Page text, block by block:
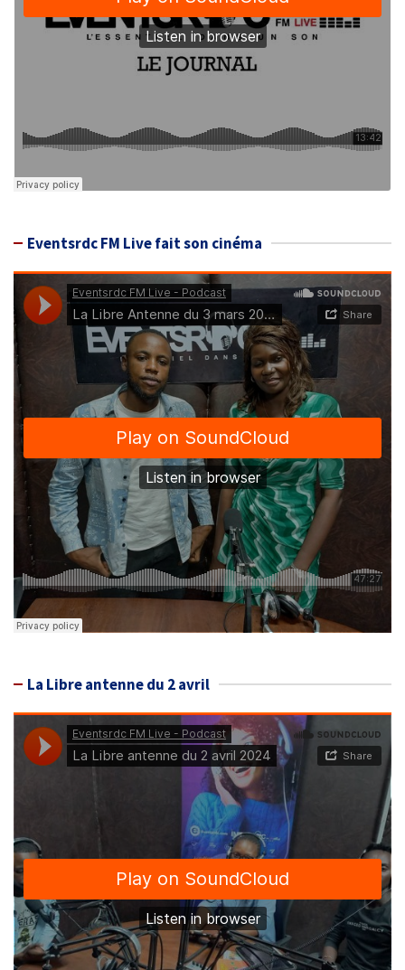
Eventsrdc FM Live fait son cinéma
La Libre antenne du 2 avril